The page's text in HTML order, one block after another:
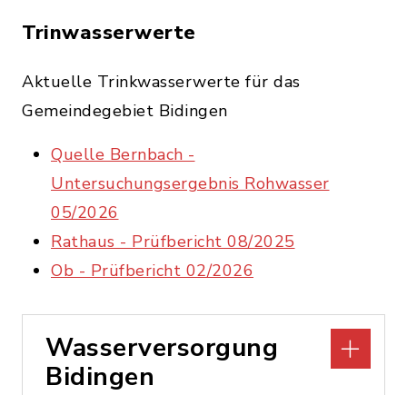
Trinwasserwerte
Aktuelle Trinkwasserwerte für das
Gemeindegebiet Bidingen
Quelle Bernbach -
Untersuchungsergebnis Rohwasser
05/2026
Rathaus - Prüfbericht 08/2025
Ob - Prüfbericht 02/2026
Wasserversorgung
Bidingen